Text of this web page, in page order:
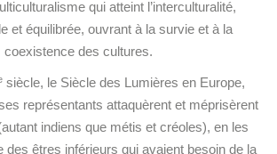
qui atteint l’interculturalité,
et équilibrée, ouvrant à la survie et à la
coexistence des cultures.
siècle, le Siècle des Lumières en Europe,
représentants attaquèrent et méprisèrent
indiens que métis et créoles), en les
des êtres inférieurs qui avaient besoin de la